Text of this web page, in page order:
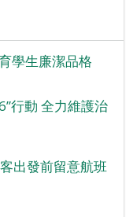
學生廉潔品格
行動 全力維護治
出發前留意航班